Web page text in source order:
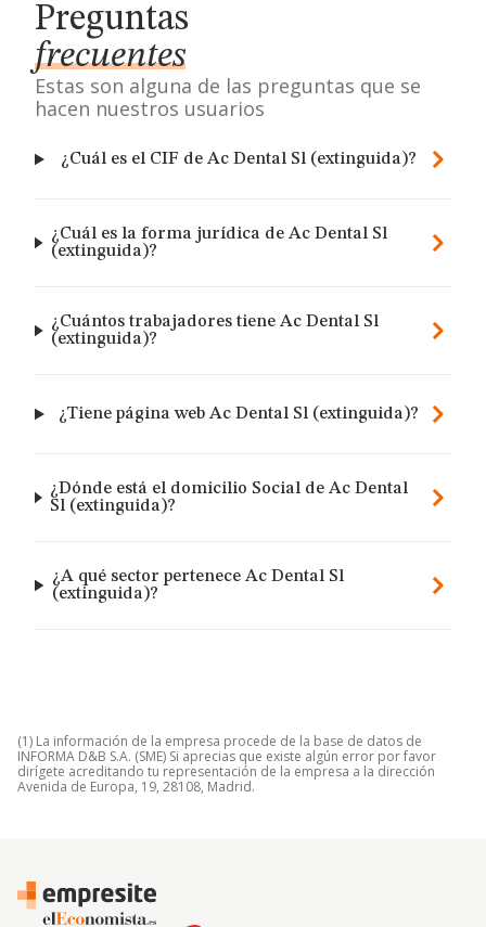
Preguntas
frecuentes
Estas son alguna de las preguntas que se
hacen nuestros usuarios
¿Cuál es el CIF de Ac Dental Sl (extinguida)?
¿Cuál es la forma jurídica de Ac Dental Sl
(extinguida)?
¿Cuántos trabajadores tiene Ac Dental Sl
(extinguida)?
¿Tiene página web Ac Dental Sl (extinguida)?
¿Dónde está el domicilio Social de Ac Dental
Sl (extinguida)?
¿A qué sector pertenece Ac Dental Sl
(extinguida)?
(1) La información de la empresa procede de la base de datos de
INFORMA D&B S.A. (SME) Si aprecias que existe algún error por favor
dirígete acreditando tu representación de la empresa a la dirección
Avenida de Europa, 19, 28108, Madrid.